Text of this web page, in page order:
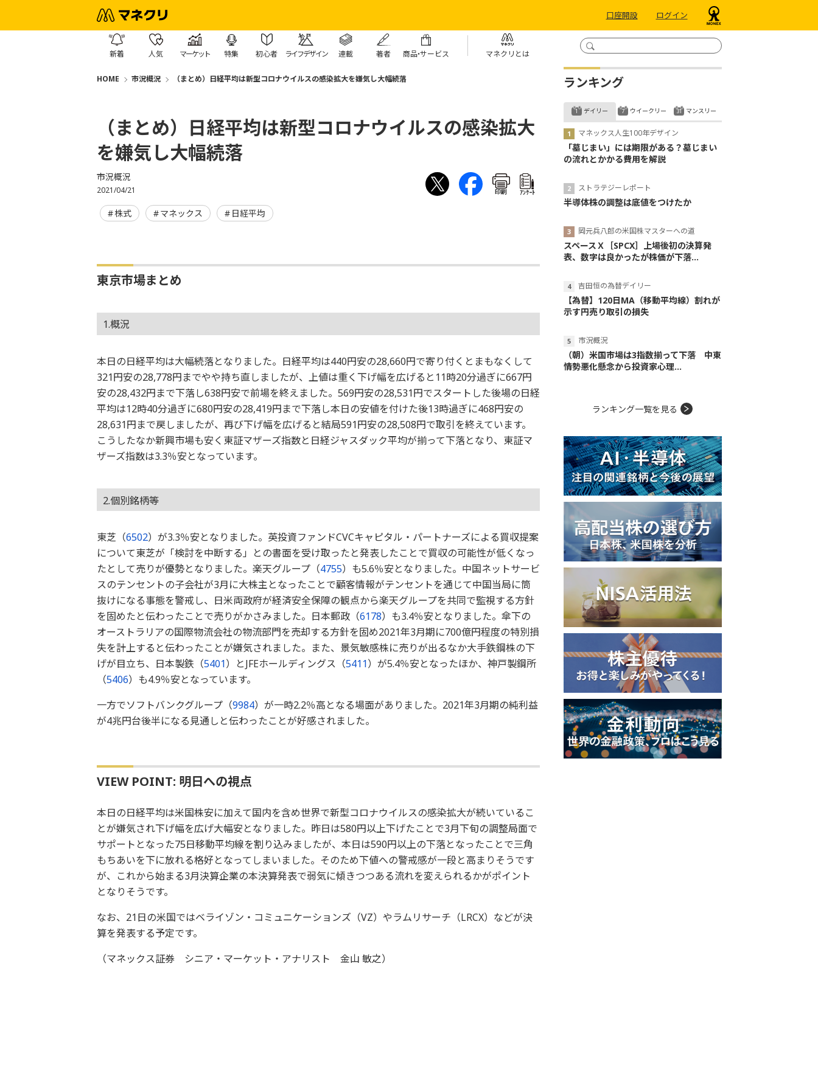
口座開設 ログイン
新着 人気 マーケット 特集 初心者 ライフデザイン 連載 著者 商品・サービス マネクリとは
HOME 市況概況 （まとめ）日経平均は新型コロナウイルスの感染拡大を嫌気し大幅続落
（まとめ）日経平均は新型コロナウイルスの感染拡大
を嫌気し大幅続落
市況概況
2021/04/21 印刷 ｱﾝｹｰﾄ
株式 マネックス 日経平均
東京市場まとめ
1.概況
本日の日経平均は大幅続落となりました。日経平均は440円安の28,660円で寄り付くとまもなくして
321円安の28,778円までやや持ち直しましたが、上値は重く下げ幅を広げると11時20分過ぎに667円
安の28,432円まで下落し638円安で前場を終えました。569円安の28,531円でスタートした後場の日経
平均は12時40分過ぎに680円安の28,419円まで下落し本日の安値を付けた後13時過ぎに468円安の
28,631円まで戻しましたが、再び下げ幅を広げると結局591円安の28,508円で取引を終えています。
こうしたなか新興市場も安く東証マザーズ指数と日経ジャスダック平均が揃って下落となり、東証マ
ザーズ指数は3.3％安となっています。
2.個別銘柄等
東芝（6502）が3.3％安となりました。英投資ファンドCVCキャピタル・パートナーズによる買収提案
について東芝が「検討を中断する」との書面を受け取ったと発表したことで買収の可能性が低くなっ
たとして売りが優勢となりました。楽天グループ（4755）も5.6％安となりました。中国ネットサービ
スのテンセントの子会社が3月に大株主となったことで顧客情報がテンセントを通じて中国当局に筒
抜けになる事態を警戒し、日米両政府が経済安全保障の観点から楽天グループを共同で監視する方針
を固めたと伝わったことで売りがかさみました。日本郵政（6178）も3.4％安となりました。傘下の
オーストラリアの国際物流会社の物流部門を売却する方針を固め2021年3月期に700億円程度の特別損
失を計上すると伝わったことが嫌気されました。また、景気敏感株に売りが出るなか大手鉄鋼株の下
げが目立ち、日本製鉄（5401）とJFEホールディングス（5411）が5.4％安となったほか、神戸製鋼所
（5406）も4.9％安となっています。
一方でソフトバンクグループ（9984）が一時2.2％高となる場面がありました。2021年3月期の純利益
が4兆円台後半になる見通しと伝わったことが好感されました。
VIEW POINT: 明日への視点
本日の日経平均は米国株安に加えて国内を含め世界で新型コロナウイルスの感染拡大が続いているこ
とが嫌気され下げ幅を広げ大幅安となりました。昨日は580円以上下げたことで3月下旬の調整局面で
サポートとなった75日移動平均線を割り込みましたが、本日は590円以上の下落となったことで三角
もちあいを下に放れる格好となってしまいました。そのため下値への警戒感が一段と高まりそうです
が、これから始まる3月決算企業の本決算発表で弱気に傾きつつある流れを変えられるかがポイント
となりそうです。
なお、21日の米国ではベライゾン・コミュニケーションズ（VZ）やラムリサーチ（LRCX）などが決
算を発表する予定です。
（マネックス証券 シニア・マーケット・アナリスト 金山 敏之）
ランキング
デイリー
マネックス人生100年デザイン
「墓じまい」には期限がある？墓じまい
の流れとかかる費用を解説
ストラテジーレポート
半導体株の調整は底値をつけたか
岡元兵八郎の米国株マスターへの道
スペースＸ［SPCX］上場後初の決算発
表、数字は良かったが株価が下落...
吉田恒の為替デイリー
【為替】120日MA（移動平均線）割れが
示す円売り取引の損失
市況概況
（朝）米国市場は3指数揃って下落 中東
情勢悪化懸念から投資家心理...
ウイークリー マンスリー
ランキング一覧を見る